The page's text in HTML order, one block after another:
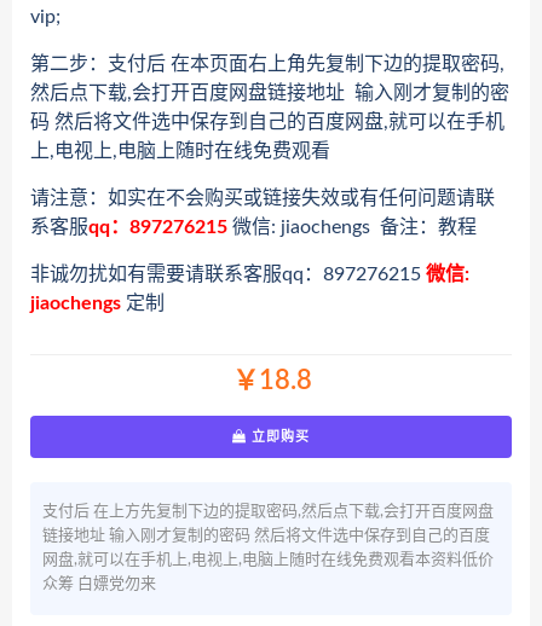
vip;
第二步：支付后 在本页面右上角先复制下边的提取密码,
然后点下载,会打开百度网盘链接地址 输入刚才复制的密
码 然后将文件选中保存到自己的百度网盘,就可以在手机
上,电视上,电脑上随时在线免费观看
请注意：如实在不会购买或链接失效或有任何问题请联
系客服qq：897276215 微信: jiaochengs 备注：教程
非诚勿扰如有需要请联系客服qq：897276215 微信:
jiaochengs 定制
￥18.8
立即购买
支付后 在上方先复制下边的提取密码,然后点下载,会打开百度网盘
链接地址 输入刚才复制的密码 然后将文件选中保存到自己的百度
网盘,就可以在手机上,电视上,电脑上随时在线免费观看本资料低价
众筹 白嫖党勿来